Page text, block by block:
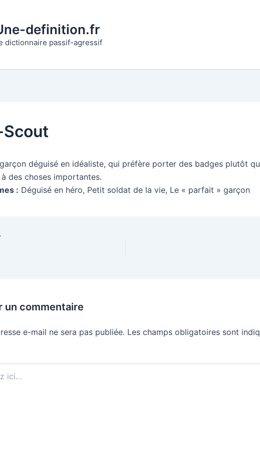
definition.fr
dictionnaire passif-agressif
déguisé en idéaliste, qui préfère porter des badges plutôt
des choses importantes.
: Déguisé en héro, Petit soldat de la vie, Le « parfait » garçon
un commentaire
e-mail ne sera pas publiée. Les champs obligatoires sont